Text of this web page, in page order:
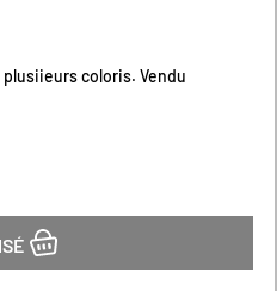
coloris. Vendu